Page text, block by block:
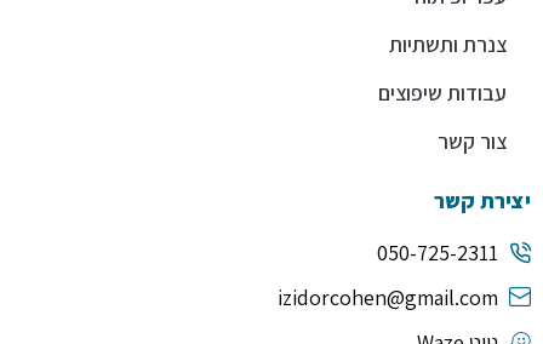
צנרת ותשתיות
עבודות שיפוצים
צור קשר
יצירת קשר
050-725-2311
izidorcohen@gmail.com